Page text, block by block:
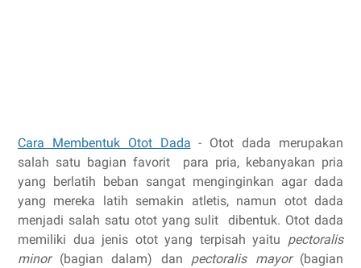
Cara Membentuk Otot Dada - Otot dada merupakan
salah satu bagian favorit para pria, kebanyakan pria
yang berlatih beban sangat menginginkan agar dada
yang mereka latih semakin atletis, namun otot dada
menjadi salah satu otot yang sulit dibentuk. Otot dada
memiliki dua jenis otot yang terpisah yaitu pectoralis
minor(bagian dalam) dan pectoralis mayor(bagian